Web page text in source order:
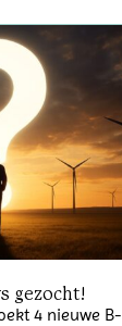
gezocht!
4 nieuwe B-